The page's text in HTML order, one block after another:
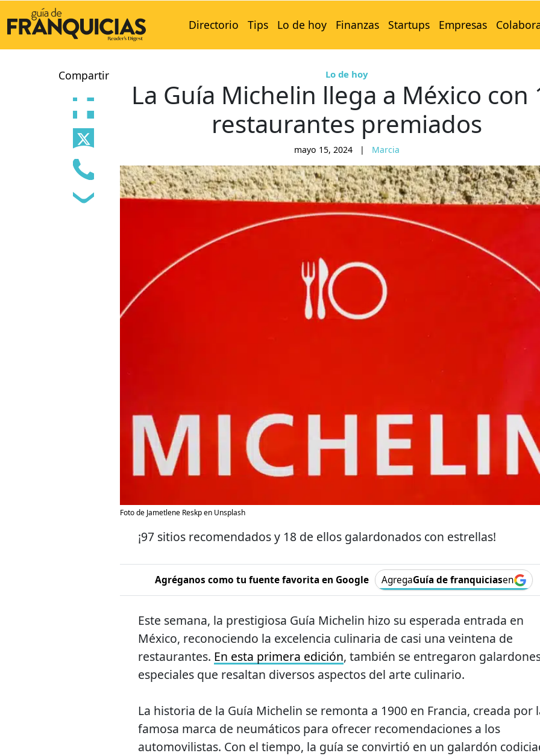
Directorio Tips Lo de hoy Finanzas Startups Empresas
Compartir Lo de hoy
La Guía Michelin llega a México con
restaurantes premiados
mayo 15, 2024 | Marcia
Foto de Jametlene Reskp en Unsplash
¡97 sitios recomendados y 18 de ellos galardonados con estrellas!
Agréganos como tu fuente favorita en Google AgregaGuía de franquiciasen
Este semana, la prestigiosa Guía Michelin hizo su esperada entrada en
México, reconociendo la excelencia culinaria de casi una veintena de
restaurantes. En esta primera edición, también se entregaron
especiales que resaltan diversos aspectos del arte culinario.
La historia de la Guía Michelin se remonta a 1900 en Francia, creada por
famosa marca de neumáticos para ofrecer recomendaciones a los
automovilistas. Con el tiempo, la guía se convirtió en un galardón